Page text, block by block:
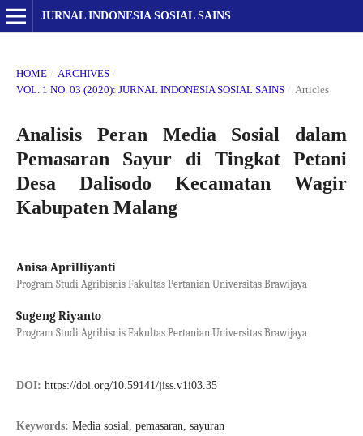
JURNAL INDONESIA SOSIAL SAINS
HOME / ARCHIVES /
VOL. 1 NO. 03 (2020): JURNAL INDONESIA SOSIAL SAINS / Articles
Analisis Peran Media Sosial dalam
Pemasaran Sayur di Tingkat Petani
Desa Dalisodo Kecamatan Wagir
Kabupaten Malang
Anisa Aprilliyanti
Program Studi Agribisnis Fakultas Pertanian Universitas Brawijaya
Sugeng Riyanto
Program Studi Agribisnis Fakultas Pertanian Universitas Brawijaya
DOI: https://doi.org/10.59141/jiss.v1i03.35
Keywords: Media sosial, pemasaran, sayuran